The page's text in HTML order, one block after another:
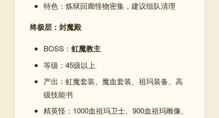
特色：炼狱回廊怪物密集，建议组队清理
终极层：封魔殿
BOSS： 虹魔教主
等级：45级以上
产出：虹魔套装、魔血套装、祖玛装备、高
级技能书
精英怪：1000血祖玛卫士、900血祖玛雕像、